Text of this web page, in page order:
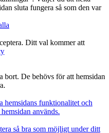
sluta fungera så som den var
Ditt val kommer att
bort. De behövs för att hemsidan
hemsidans funktionalitet och
används.
så bra som möjligt under ditt